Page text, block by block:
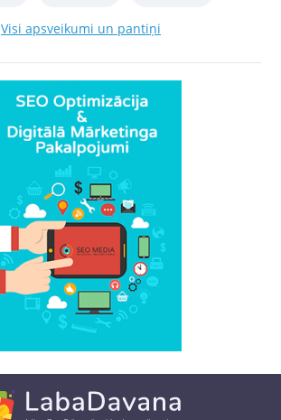
Visi apsveikumi un pantiņi